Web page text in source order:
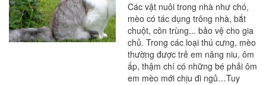
Các vật nuôi trong nhà như chó,
mèo có tác dụng trông nhà, bắt
chuột, côn trùng... bảo vệ cho gia
chủ. Trong các loại thú cưng, mèo
thường được trẻ em nâng niu, ôm
ấp, thậm chí có những bé phải ôm
em mèo mới chịu đi ngủ…Tuy